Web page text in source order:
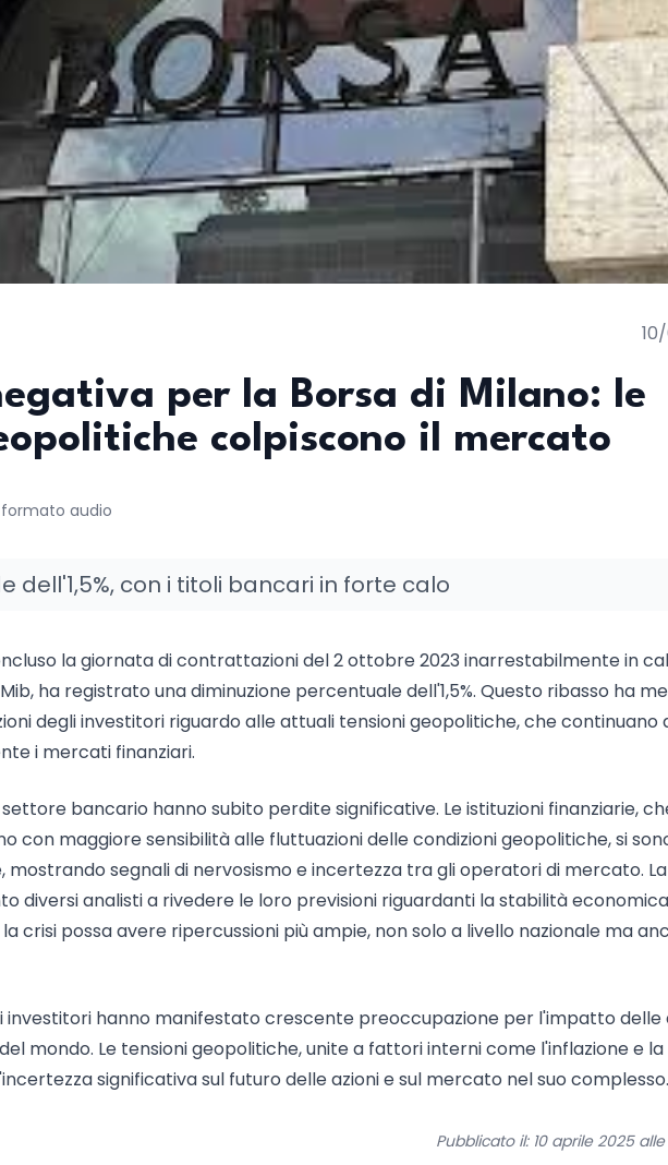
per la Borsa di Milano: le
colpiscono il mercato
audio
dell'1,5%, con i titoli bancari in forte calo
la giornata di contrattazioni del 2 ottobre 2023 inarrestabilmente in
ha registrato una diminuzione percentuale dell'1,5%. Questo ribasso ha
degli investitori riguardo alle attuali tensioni geopolitiche, che continuano
i mercati finanziari.
bancario hanno subito perdite significative. Le istituzioni finanziarie,
con maggiore sensibilità alle fluttuazioni delle condizioni geopolitiche, si
segnali di nervosismo e incertezza tra gli operatori di mercato.
diversi analisti a rivedere le loro previsioni riguardanti la stabilità
crisi possa avere ripercussioni più ampie, non solo a livello nazionale ma
investitori hanno manifestato crescente preoccupazione per l'impatto delle
mondo. Le tensioni geopolitiche, unite a fattori interni come l'inflazione e
significativa sul futuro delle azioni e sul mercato nel suo complesso.
Pubblicato il: 10 aprile 2025